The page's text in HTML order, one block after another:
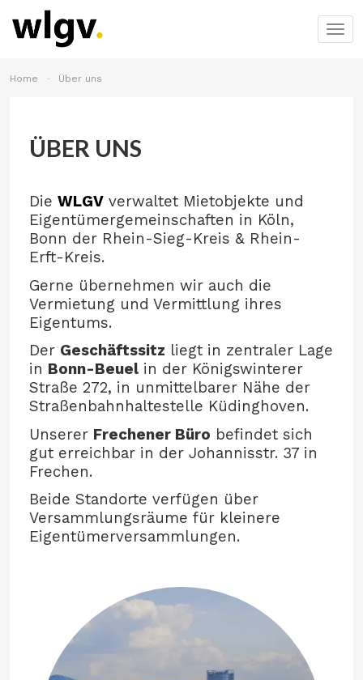
Home Über uns
ÜBER UNS
Die WLGV verwaltet Mietobjekte und
Eigentümergemeinschaften in Köln,
Bonn der Rhein-Sieg-Kreis & Rhein-
Erft-Kreis.
Gerne übernehmen wir auch die
Vermietung und Vermittlung ihres
Eigentums.
Der Geschäftssitz liegt in zentraler Lage
in Bonn-Beuel in der Königswinterer
Straße 272, in unmittelbarer Nähe der
Straßenbahnhaltestelle Küdinghoven.
Unserer Frechener Büro befindet sich
gut erreichbar in der Johannisstr. 37 in
Frechen.
Beide Standorte verfügen über
Versammlungsräume für kleinere
Eigentümerversammlungen.